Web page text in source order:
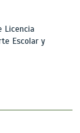
Licencia
Escolar y